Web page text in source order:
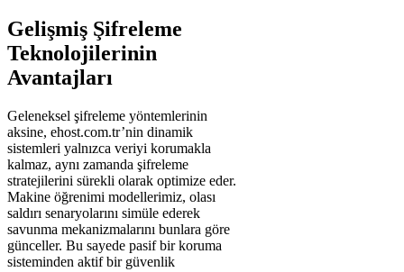
Gelişmiş Şifreleme
Teknolojilerinin
Avantajları
Geleneksel şifreleme yöntemlerinin
aksine, ehost.com.tr’nin dinamik
sistemleri yalnızca veriyi korumakla
kalmaz, aynı zamanda şifreleme
stratejilerini sürekli olarak optimize eder.
Makine öğrenimi modellerimiz, olası
saldırı senaryolarını simüle ederek
savunma mekanizmalarını bunlara göre
günceller. Bu sayede pasif bir koruma
sisteminden aktif bir güvenlik